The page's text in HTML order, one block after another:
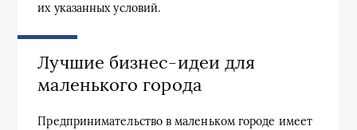
их указанных условий.
Лучшие бизнес-идеи для
маленького города
Предпринимательство в маленьком городе имеет